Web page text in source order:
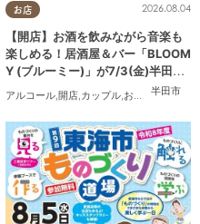
南知多町
お店
半田市
2026.08.04
【開店】お酒を飲みながら音楽も
楽しめる！居酒屋＆バー「BLOOM
Y (ブルーミー)」が7/3(金)半田市
でオープン
アルコール,開店,カップル,おひとりさま